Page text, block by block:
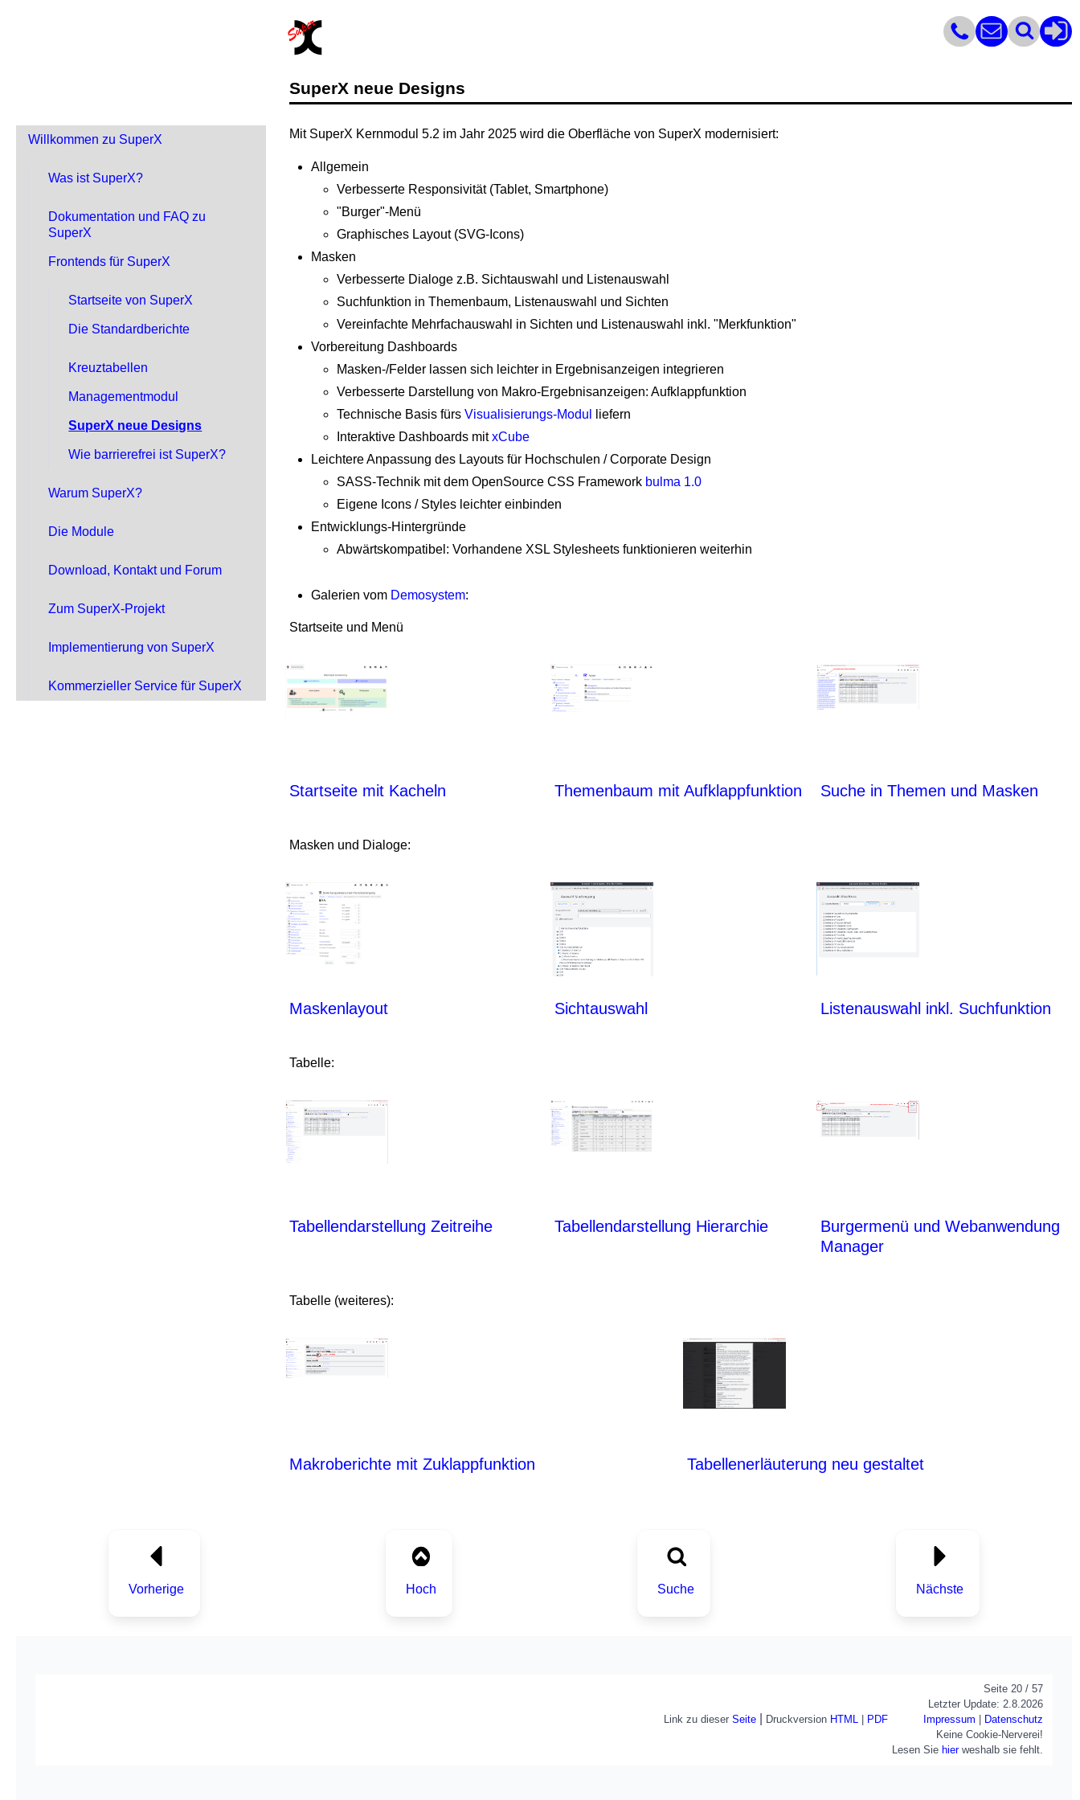
SuperX neue Designs
Willkommen zu SuperX
Was ist SuperX?
Dokumentation und FAQ zu
SuperX
Frontends für SuperX
Startseite von SuperX
Die Standardberichte
Kreuztabellen
Managementmodul
SuperX neue Designs
Wie barrierefrei ist SuperX?
Warum SuperX?
Die Module
Download, Kontakt und Forum
Zum SuperX-Projekt
Implementierung von SuperX
Kommerzieller Service für SuperX
Mit SuperX Kernmodul 5.2 im Jahr 2025 wird die Oberfläche von SuperX modernisiert:
Allgemein
Verbesserte Responsivität (Tablet, Smartphone)
"Burger"-Menü
Graphisches Layout (SVG-Icons)
Masken
Verbesserte Dialoge z.B. Sichtauswahl und Listenauswahl
Suchfunktion in Themenbaum, Listenauswahl und Sichten
Vereinfachte Mehrfachauswahl in Sichten und Listenauswahl inkl. "Merkfunktion"
Vorbereitung Dashboards
Masken-/Felder lassen sich leichter in Ergebnisanzeigen integrieren
Verbesserte Darstellung von Makro-Ergebnisanzeigen: Aufklappfunktion
Technische Basis fürs Visualisierungs-Modul
liefern
Interaktive Dashboards mitxCube
Leichtere Anpassung des Layouts für Hochschulen / Corporate Design
SASS-Technik mit dem OpenSource CSS Framework bulma 1.0
Eigene Icons / Styles leichter einbinden
Entwicklungs-Hintergründe
Abwärtskompatibel: Vorhandene XSL Stylesheets funktionieren weiterhin
Galerien vom Demosystem:
Startseite und Menü
Startseite mit Kacheln Themenbaum mit Aufklappfunktion Suche in Themen und Masken
Masken und Dialoge:
Maskenlayout Sichtauswahl Listenauswahl inkl. Suchfunktion
Tabelle:
Tabellendarstellung Zeitreihe Tabellendarstellung Hierarchie
Burgermenü und Webanwendung
Manager
Tabelle (weiteres):
Makroberichte mit Zuklappfunktion Tabellenerläuterung neu gestaltet
Vorherige Hoch Suche Nächste
Link zu dieser Seite Druckversion HTML PDF
Seite 20 / 57
Letzter Update: 2.8.2026
Impressum
Datenschutz
Keine Cookie-Nerverei!
Lesen Sie hierweshalb sie fehlt.